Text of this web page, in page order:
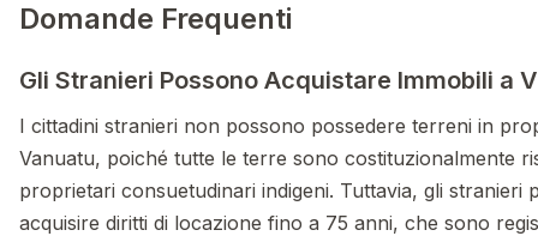
Domande Frequenti
Gli Stranieri Possono Acquistare Immobili a
I cittadini stranieri non possono possedere terreni in
Vanuatu, poiché tutte le terre sono costituzionalmente
proprietari consuetudinari indigeni. Tuttavia, gli stranieri
acquisire diritti di locazione fino a 75 anni, che sono